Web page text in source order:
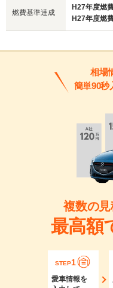
燃費基準達成
H27年度燃
H27年度燃
相場
簡単90秒
複数の
最高額
STEP1
愛車情報を